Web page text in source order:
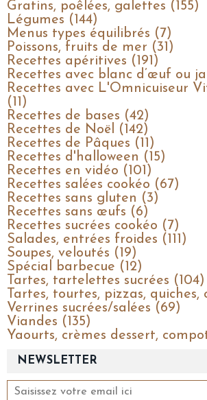
NEWSLETTER
Gratins, poêlées, galettes (155)
Légumes (144)
Menus types équilibrés (7)
Poissons, fruits de mer (31)
Recettes apéritives (191)
Recettes avec blanc d’œuf ou
Recettes avec L'Omnicuiseur
(11)
Recettes de bases (42)
Recettes de Noël (142)
Recettes de Pâques (11)
Recettes d'halloween (15)
Recettes en vidéo (101)
Recettes salées cookéo (67)
Recettes sans gluten (3)
Recettes sans œufs (6)
Recettes sucrées cookéo (7)
Salades, entrées froides (111)
Soupes, veloutés (19)
Spécial barbecue (12)
Tartes, tartelettes sucrées (104)
Tartes, tourtes, pizzas, quiches,
Verrines sucrées/salées (69)
Viandes (135)
Yaourts, crèmes dessert,